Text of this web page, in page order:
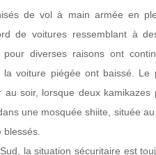
de vol à main armée en
de voitures ressemblant à
diverses raisons ont
voiture piégée ont baissé. Le
soir, lorsque deux kamikazes
une mosquée shiite, située
la situation sécuritaire est